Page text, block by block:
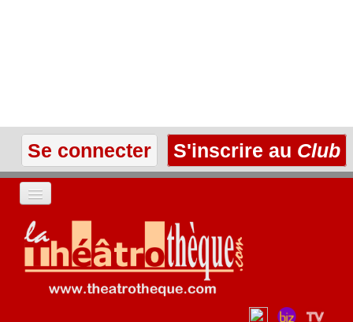
Se connecter S'inscrire au Club
ACCUEIL
LES TEXTES